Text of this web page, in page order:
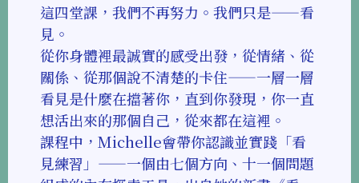
這四堂課，我們不再努力。我們只是——看
見。
從你身體裡最誠實的感受出發，從情緒、從
關係、從那個說不清楚的卡住——一層一層
看見是什麼在擋著你，直到你發現，你一直
想活出來的那個自己，從來都在這裡。
課程中，Michelle會帶你認識並實踐「看
見練習」——一個由七個方向、十一個問題